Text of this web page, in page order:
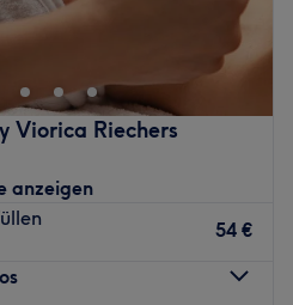
Viorica Riechers
anzeigen
54 €